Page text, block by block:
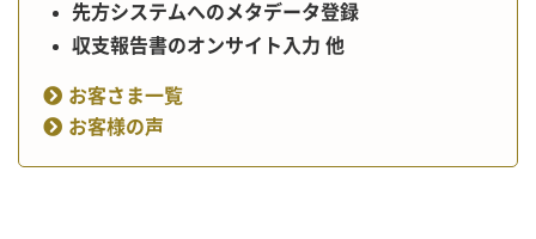
先方システムへのメタデータ登録
収支報告書のオンサイト入力 他
お客さま一覧
お客様の声